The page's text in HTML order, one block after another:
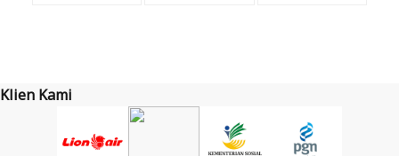
Klien Kami